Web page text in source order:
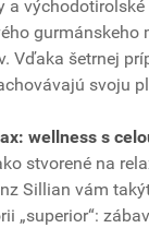
a
gurmánskeho
Vďaka šetrnej
svoju
wellness s
stvorené na
Sillian vám
„superior“: